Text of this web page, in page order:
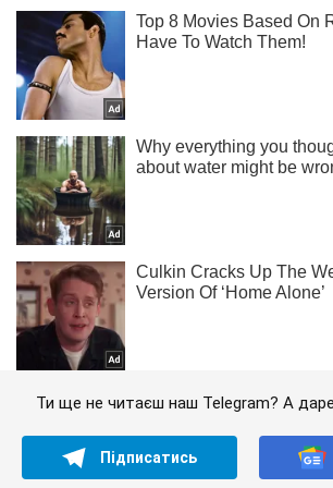
Ти ще не читаєш наш Telegram? А
Підписатись